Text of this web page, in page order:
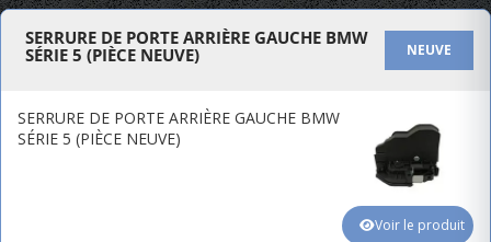
SERRURE DE PORTE ARRIÈRE GAUCHE BMW
SÉRIE 5 (PIÈCE NEUVE)
NEUVE
SERRURE DE PORTE ARRIÈRE GAUCHE BMW
SÉRIE 5 (PIÈCE NEUVE)
Voir le produit